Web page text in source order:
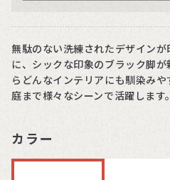
無駄のない洗練されたデザイン
に、シックな印象のブラック脚
らどんなインテリアにも馴染み
庭まで様々なシーンで活躍します。
カラー